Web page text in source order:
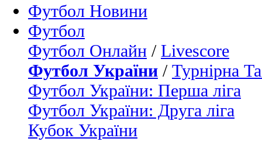
Футбол Новини
Футбол
Футбол Онлайн / Livescore
Футбол України / Турнірна
Футбол України: Перша ліга
Футбол України: Друга ліга
Кубок України